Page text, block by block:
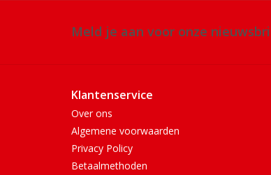
Meld je aan voor onze
Klantenservice
Over ons
Algemene voorwaarden
Privacy Policy
Betaalmethoden